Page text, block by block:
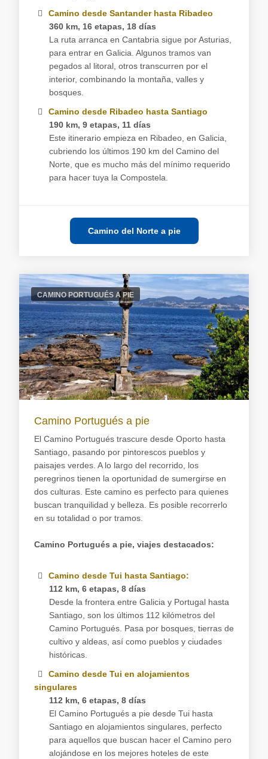
Camino desde Santander hasta Ribadeo
360 km, 16 etapas, 18 días
La ruta arranca en Cantabria sigue por Asturias,
para entrar en Galicia. Algunos tramos van
pegados al litoral, otros transcurren por el
interior, combinando la montaña, valles y
bosques.
Camino desde Ribadeo hasta Santiago
190 km, 9 etapas, 11 días
Este itinerario empieza en Ribadeo, en Galicia,
cubriendo los últimos 190 km del Camino del
Norte, que es mucho más del mínimo requerido
para hacer tuya la Compostela.
Camino del Norte a pie
CAMINO PORTUGUÉS A PIE
Camino Portugués a pie
El Camino Portugués trascure desde Oporto hasta
Santiago, pasando por pintorescos pueblos y
paisajes verdes. A lo largo del recorrido, los
peregrinos tienen la oportunidad de sumergirse en
dos culturas. Este camino es perfecto para quienes
buscan tranquilidad y belleza. Es posible recorrerlo
en su totalidad o por tramos.
Camino Portugués a pie, viajes destacados:
Camino desde Tui hasta Santiago:
112 km, 6 etapas, 8 días
Desde la frontera entre Galicia y Portugal hasta
Santiago, son los últimos 112 kilómetros del
Camino Portugués. Pasa por bosques, tierras de
cultivo y aldeas, así como pueblos y ciudades
históricas.
Camino desde Tui en alojamientos
singulares
112 km, 6 etapas, 8 días
El Camino Portugués a pie desde Tui hasta
Santiago en alojamientos singulares, perfecto
para aquellos que buscan hacer el Camino pero
alojándose en los mejores hoteles de este